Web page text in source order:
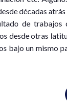
décadas
de trabajos
desde otras
bajo un mismo